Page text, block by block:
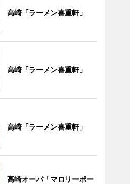
高崎「ラーメン喜重軒」
高崎「ラーメン喜重軒」
高崎「ラーメン喜重軒」
高崎オーパ「マロリーポー